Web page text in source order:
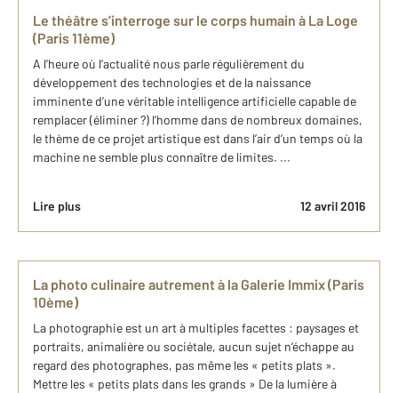
Le théâtre s’interroge sur le corps humain à La Loge
(Paris 11ème)
A l’heure où l’actualité nous parle régulièrement du
développement des technologies et de la naissance
imminente d’une véritable intelligence artificielle capable de
remplacer (éliminer ?) l’homme dans de nombreux domaines,
le thème de ce projet artistique est dans l’air d’un temps où la
machine ne semble plus connaître de limites. ...
Lire plus 12 avril 2016
La photo culinaire autrement à la Galerie Immix (Paris
10ème)
La photographie est un art à multiples facettes : paysages et
portraits, animalière ou sociétale, aucun sujet n’échappe au
regard des photographes, pas même les « petits plats ».
Mettre les « petits plats dans les grands » De la lumière à